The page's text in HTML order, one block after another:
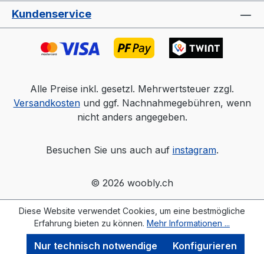
Kopieren
Kundenservice
Alle Preise inkl. gesetzl. Mehrwertsteuer zzgl.
Versandkostenund ggf. Nachnahmegebühren, wenn
nicht anders angegeben.
Besuchen Sie uns auch auf instagram.
© 2026 woobly.ch
Diese Website verwendet Cookies, um eine bestmögliche
Erfahrung bieten zu können. Mehr Informationen ...
Nur technisch notwendige Konfigurieren